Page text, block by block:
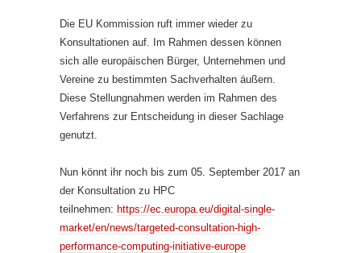
Die EU Kommission ruft immer wieder zu
Konsultationen auf. Im Rahmen dessen können
sich alle europäischen Bürger, Unternehmen und
Vereine zu bestimmten Sachverhalten äußern.
Diese Stellungnahmen werden im Rahmen des
Verfahrens zur Entscheidung in dieser Sachlage
genutzt.
Nun könnt ihr noch bis zum 05. September 2017 an
der Konsultation zu HPC
teilnehmen: https://ec.europa.eu/digital-single-
market/en/news/targeted-consultation-high-
performance-computing-initiative-europe